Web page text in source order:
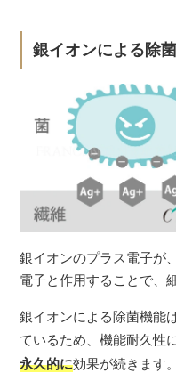
銀イオンによる除
銀イオンのプラス電子が
電子と作用することで、
銀イオンによる除菌機能
ているため、機能耐久性
永久的に効果が続きます。